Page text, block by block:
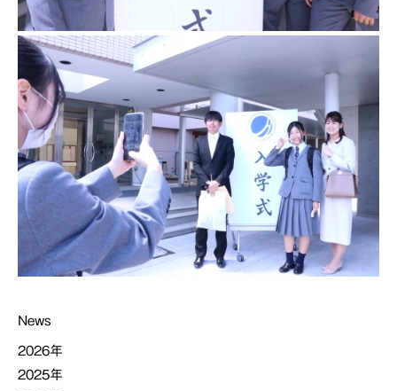
News
2026年
2025年